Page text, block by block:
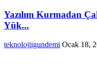
Yazılım Kurmadan
Yük...
teknolojiigundemi Ocak 18,